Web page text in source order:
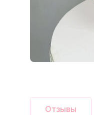
Отзывы